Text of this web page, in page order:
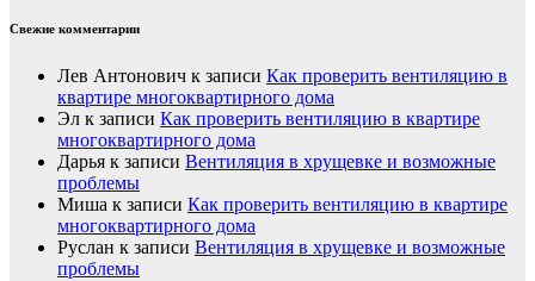
Свежие комментарии
Лев Антонович к записи Как проверить вентиляцию в
квартире многоквартирного дома
Эл к записи Как проверить вентиляцию в квартире
многоквартирного дома
Дарья к записи Вентиляция в хрущевке и возможные
проблемы
Миша к записи Как проверить вентиляцию в квартире
многоквартирного дома
Руслан к записи Вентиляция в хрущевке и возможные
проблемы